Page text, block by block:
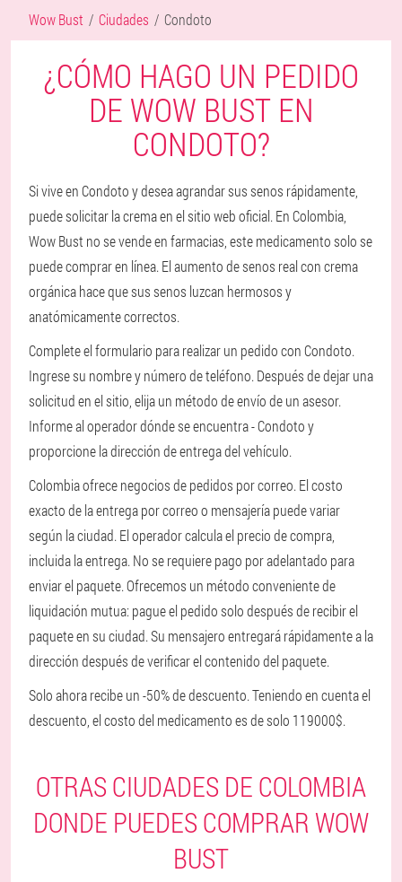
Wow Bust Ciudades Condoto
¿CÓMO HAGO UN PEDIDO
DE WOW BUST EN
CONDOTO?
Si vive en Condoto y desea agrandar sus senos rápidamente,
puede solicitar la crema en el sitio web oficial. En Colombia,
Wow Bust no se vende en farmacias, este medicamento solo se
puede comprar en línea. El aumento de senos real con crema
orgánica hace que sus senos luzcan hermosos y
anatómicamente correctos.
Complete el formulario para realizar un pedido con Condoto.
Ingrese su nombre y número de teléfono. Después de dejar una
solicitud en el sitio, elija un método de envío de un asesor.
Informe al operador dónde se encuentra - Condoto y
proporcione la dirección de entrega del vehículo.
Colombia ofrece negocios de pedidos por correo. El costo
exacto de la entrega por correo o mensajería puede variar
según la ciudad. El operador calcula el precio de compra,
incluida la entrega. No se requiere pago por adelantado para
enviar el paquete. Ofrecemos un método conveniente de
liquidación mutua: pague el pedido solo después de recibir el
paquete en su ciudad. Su mensajero entregará rápidamente a la
dirección después de verificar el contenido del paquete.
Solo ahora recibe un -50% de descuento. Teniendo en cuenta el
descuento, el costo del medicamento es de solo 119000$.
OTRAS CIUDADES DE COLOMBIA
DONDE PUEDES COMPRAR WOW
BUST